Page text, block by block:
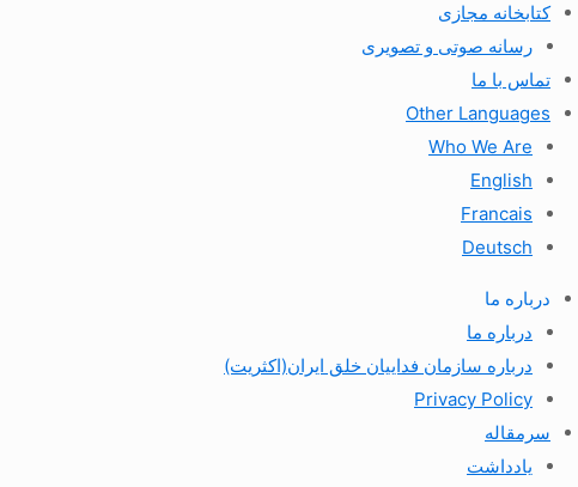
کتابخانه مجازی
رسانه صوتی و تصویری
تماس با ما
Other Languages
Who We Are
English
Francais
Deutsch
درباره ما
درباره ما
درباره سازمان فداییان خلق ایران(اکثریت)
Privacy Policy
سرمقاله
یادداشت